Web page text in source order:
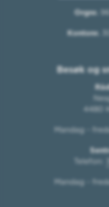
Orgnr.
Kontonr.
Besøk og
4480
Mandag -
Telefon:
Mandag -